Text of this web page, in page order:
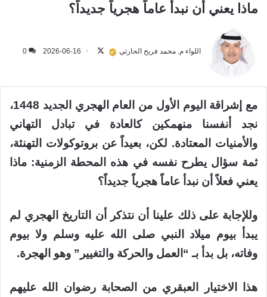
ماذا يعني أن نبدأ عاماً هجرياً جديداً؟
اللواء م. محمد فريح الحارثي
على
2026-06-16
0
مع إشراقة اليوم الأول من العام الهجري الجديد 1448،
نجد أنفسنا منهمكين كالعادة في تبادل التهاني
والأمنيات المعتادة. لكن، بعيداً عن بروتوكولات التهنئة،
ثمة سؤال يطرح نفسه في هذه المحطة الزمنية: ماذا
يعني فعلاً أن نبدأ عاماً هجرياً جديداً؟
وللإجابة على ذلك علينا أن نتذكر أن التاريخ الهجري لم
يبدأ بيوم ميلاد النبي صلى الله عليه وسلم ولا بيوم
وفاته، بل بدأ بـ “العمل والحركة والتغيير” وهو الهجرة.
هذا الاختيار العبقري من الصحابة رضوان الله عليهم